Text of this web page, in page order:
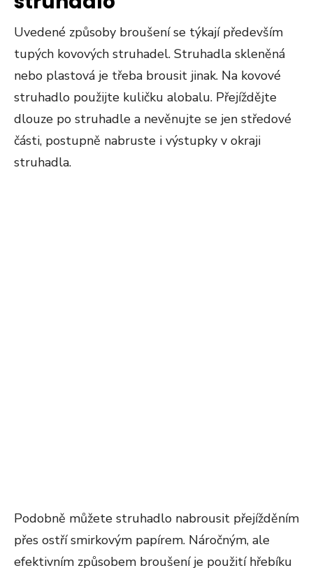
Uvedené způsoby broušení se týkají především
tupých kovových struhadel. Struhadla skleněná
nebo plastová je třeba brousit jinak. Na kovové
struhadlo použijte kuličku alobalu. Přejíždějte
dlouze po struhadle a nevěnujte se jen středové
části, postupně nabruste i výstupky v okraji
struhadla.
Podobně můžete struhadlo nabrousit přejížděním
přes ostří smirkovým papírem. Náročným, ale
efektivním způsobem broušení je použití hřebíku